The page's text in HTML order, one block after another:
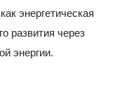
энергетическая
развития через
энергии.